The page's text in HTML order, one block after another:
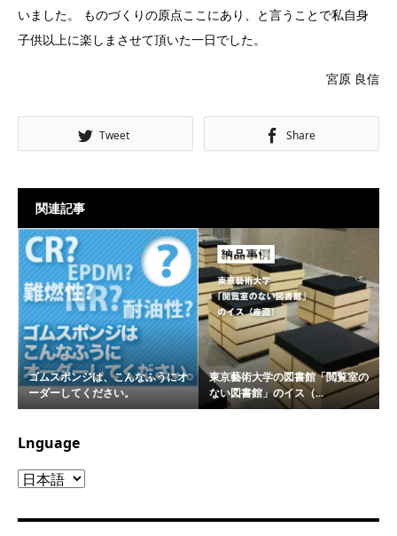
いました。 ものづくりの原点ここにあり、と言うことで私自身
子供以上に楽しまさせて頂いた一日でした。
宮原 良信
Tweet Share
関連記事
ゴムスポンジは、こんなふうにオ
ーダーしてください。
東京藝術大学の図書館「閲覧室の
ない図書館」のイス（...
Lnguage
Lnguage